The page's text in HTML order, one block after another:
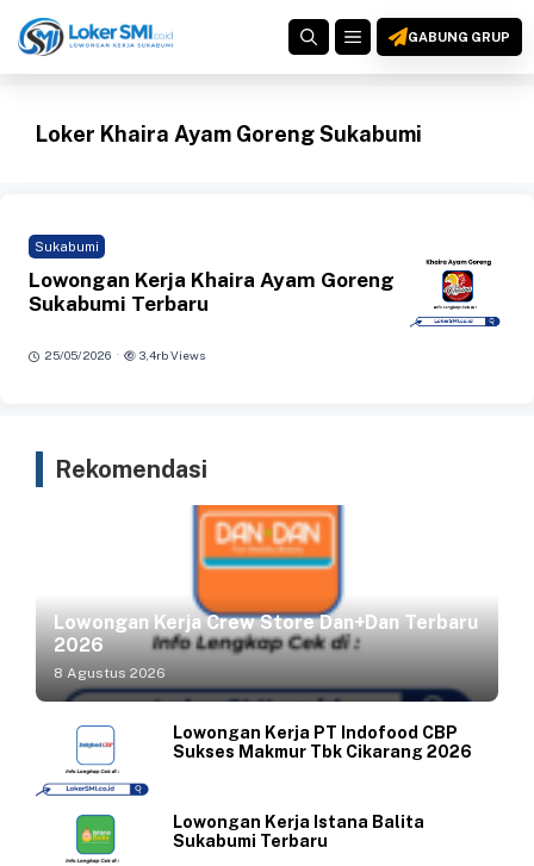
ke
MENUGABUNG GRUP
Loker Khaira Ayam Goreng Sukabumi
Sukabumi
Lowongan Kerja Khaira Ayam Goreng
Sukabumi Terbaru
25/05/2026 · 3,4rb Views
Rekomendasi
Lowongan Kerja Crew Store Dan+Dan Terbaru
2026
8 Agustus 2026
Lowongan Kerja PT Indofood CBP
Sukses Makmur Tbk Cikarang 2026
Lowongan Kerja Istana Balita
Sukabumi Terbaru